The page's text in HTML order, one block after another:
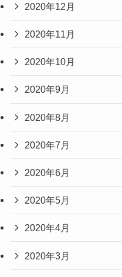
2020年12月
2020年11月
2020年10月
2020年9月
2020年8月
2020年7月
2020年6月
2020年5月
2020年4月
2020年3月